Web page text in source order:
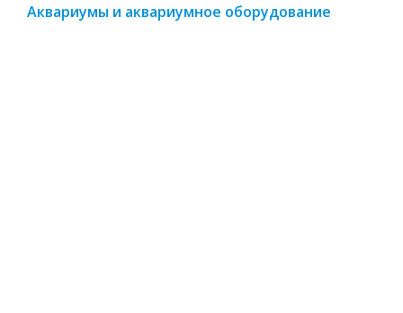
Аквариумы и аквариумное оборудование